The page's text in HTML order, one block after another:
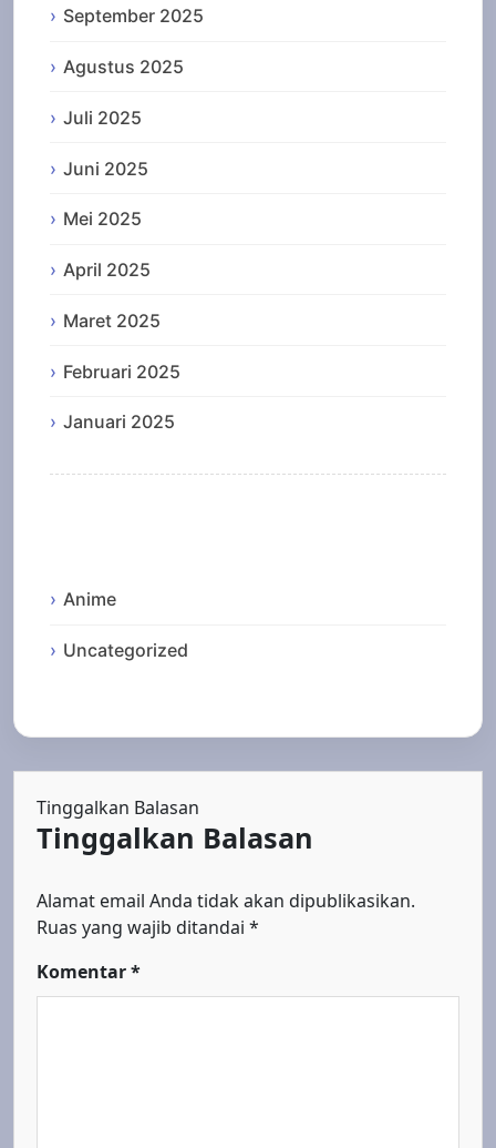
September 2025
Agustus 2025
Juli 2025
Juni 2025
Mei 2025
April 2025
Maret 2025
Februari 2025
Januari 2025
Anime
Uncategorized
Tinggalkan Balasan
Tinggalkan Balasan
Alamat email Anda tidak akan dipublikasikan.
Ruas yang wajib ditandai *
Komentar*